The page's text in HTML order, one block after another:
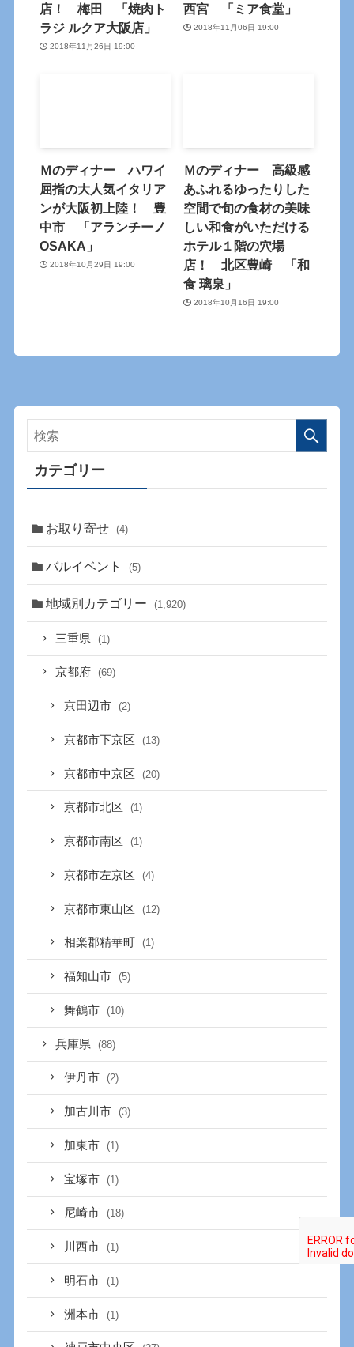
店！ 梅田 「焼肉ト
ラジ ルクア大阪店」
2018年11月26日 19:00
西宮 「ミア食堂」
2018年11月06日 19:00
Ｍのディナー ハワイ
屈指の大人気イタリア
ンが大阪初上陸！ 豊
中市 「アランチーノ
OSAKA」
2018年10月29日 19:00
Ｍのディナー 高級感
あふれるゆったりした
空間で旬の食材の美味
しい和食がいただける
ホテル１階の穴場
店！ 北区豊崎 「和
食 璃泉」
2018年10月16日 19:00
カテゴリー
お取り寄せ (4)
バルイベント (5)
地域別カテゴリー (1,920)
三重県 (1)
京都府 (69)
京田辺市 (2)
京都市下京区 (13)
京都市中京区 (20)
京都市北区 (1)
京都市南区 (1)
京都市左京区 (4)
京都市東山区 (12)
相楽郡精華町 (1)
福知山市 (5)
舞鶴市 (10)
兵庫県 (88)
伊丹市 (2)
加古川市 (3)
加東市 (1)
宝塚市 (1)
尼崎市 (18)
川西市 (1)
明石市 (1)
洲本市 (1)